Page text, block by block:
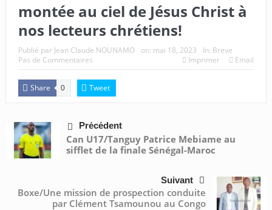
montée au ciel de Jésus Christ à
nos lecteurs chrétiens!
Publié par Jean Claude NOUNAMO on: mai 18, 2023 In: Breve
Pas de Commentaires
Imprimer Email
Share 0 Tweet
Précédent
Can U17/Tanguy Patrice Mebiame au
sifflet de la finale Sénégal-Maroc
Suivant
Boxe/Une mission de prospection conduite
par Clément Tsamounou au Congo